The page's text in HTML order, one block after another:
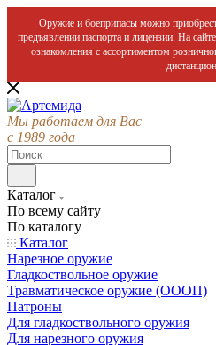
Оружие и боеприпасы можно
предъявлении паспорта и лицензии. На
ознакомления с ассортиментом
Мы работаем для Вас
с 1989 года
Каталог
По всему сайту
По каталогу
Каталог
Нарезное оружие
Гладкоствольное оружие
Травматическое оружие (ОООП)
Патроны
Для гладкоствольного оружия
Для нарезного оружия